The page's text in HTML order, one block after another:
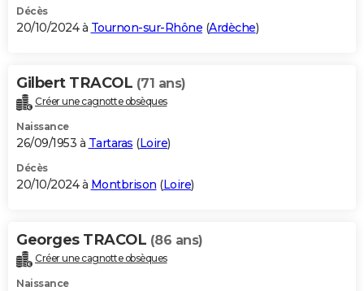
Décès
20/10/2024 à Tournon-sur-Rhône (Ardèche)
Gilbert TRACOL (71 ans)
Créer une cagnotte obsèques
Naissance
26/09/1953 à Tartaras (Loire)
Décès
20/10/2024 à Montbrison (Loire)
Georges TRACOL (86 ans)
Créer une cagnotte obsèques
Naissance